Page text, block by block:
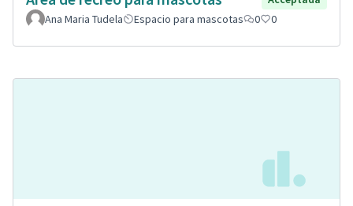
Ana Maria Tudela
Espacio para mascotas 0 0